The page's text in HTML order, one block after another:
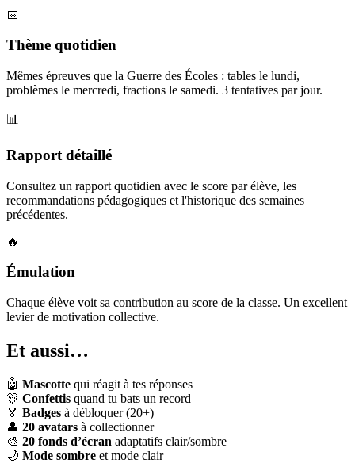
📅
Thème quotidien
Mêmes épreuves que la Guerre des Écoles : tables le lundi,
problèmes le mercredi, fractions le samedi. 3 tentatives par jour.
📊
Rapport détaillé
Consultez un rapport quotidien avec le score par élève, les
recommandations pédagogiques et l'historique des semaines
précédentes.
🔥
Émulation
Chaque élève voit sa contribution au score de la classe. Un excellent
levier de motivation collective.
Et aussi…
🤖 Mascotte qui réagit à tes réponses
🎊 Confettis quand tu bats un record
🏅 Badges à débloquer (20+)
👤 20 avatars à collectionner
🎨 20 fonds d’écran adaptatifs clair/sombre
🌙 Mode sombre et mode clair